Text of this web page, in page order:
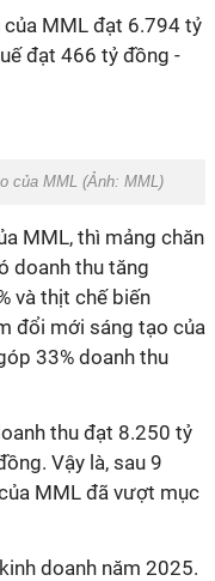
của MML đạt 6.794 tỷ
đạt 466 tỷ đồng -
của MML (Ảnh: MML )
MML, thì mảng chăn
doanh thu tăng
và thịt chế biến
đổi mới sáng tạo của
33% doanh thu
thu đạt 8.250 tỷ
Vậy là, sau 9
MML đã vượt mục
doanh năm 2025.